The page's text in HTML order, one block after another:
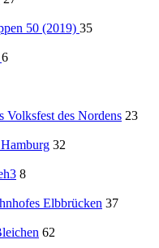
50 (2019) 35
6
des Nordens 23
32
8
Elbbrücken 37
62